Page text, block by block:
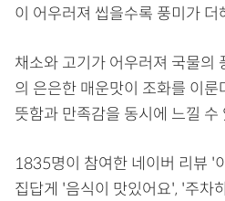
이 어우러져 씹을수록 풍미가 더
채소와 고기가 어우러져 국물의
의 은은한 매운맛이 조화를 이
뜻함과 만족감을 동시에 느낄 수
1835명이 참여한 네이버 리뷰 '
집답게 '음식이 맛있어요', '주차